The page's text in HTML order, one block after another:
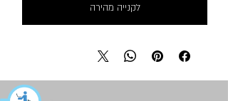
לקנייה מהירה